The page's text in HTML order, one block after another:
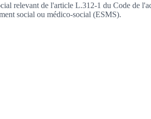
relevant de l'article L.312-1 du Code de
social ou médico-social (ESMS).